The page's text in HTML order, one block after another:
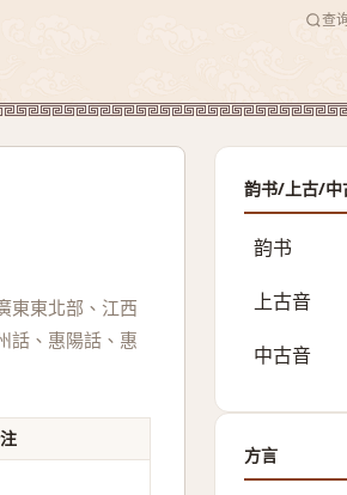
查
東東北部、江西
話、惠陽話、惠
韵书/上古/中
韵书
上古音
中古音
方言